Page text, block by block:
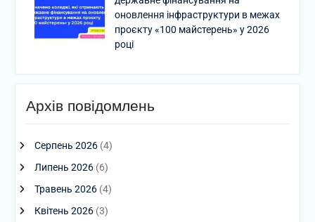
оновлення інфраструктури в межах
проєкту «100 майстерень» у 2026
році
Архів повідомлень
Серпень 2026(4)
Липень 2026(6)
Травень 2026(4)
Квітень 2026(3)